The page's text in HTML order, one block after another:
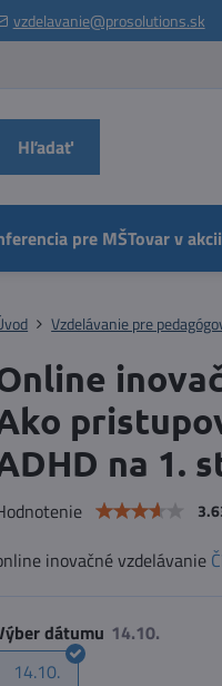
vzdelavanie@prosolutions.sk
Hľadať
pre MŠTovar v akcii
Vzdelávanie pre
na 1.
inovačné vzdelávanie
dátumu
14.10.